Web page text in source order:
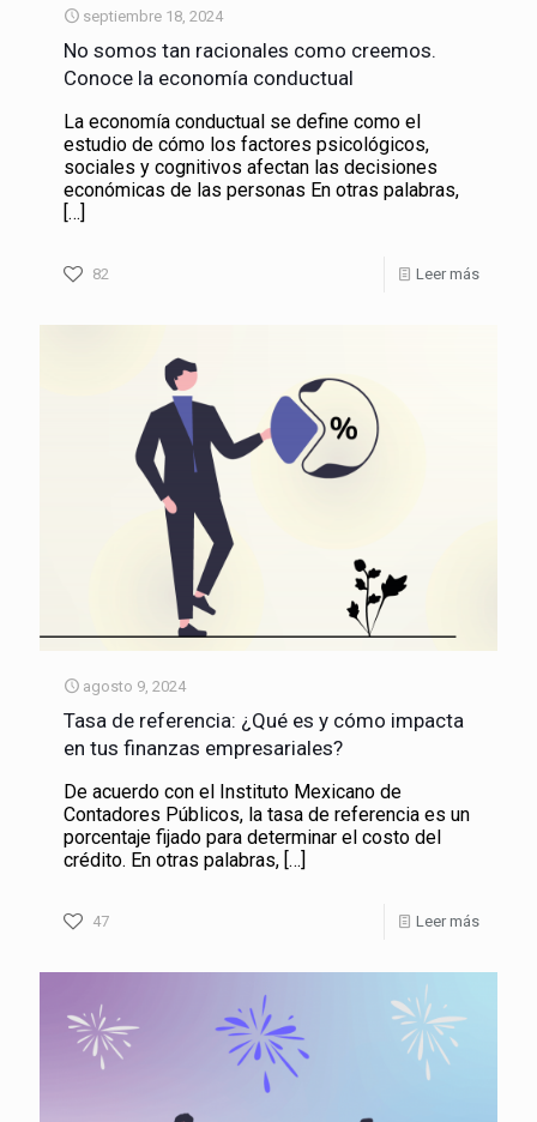
septiembre 18, 2024
No somos tan racionales como creemos.
Conoce la economía conductual
La economía conductual se define como el
estudio de cómo los factores psicológicos,
sociales y cognitivos afectan las decisiones
económicas de las personas En otras palabras,
[…]
82 Leer más
agosto 9, 2024
Tasa de referencia: ¿Qué es y cómo impacta
en tus finanzas empresariales?
De acuerdo con el Instituto Mexicano de
Contadores Públicos, la tasa de referencia es un
porcentaje fijado para determinar el costo del
crédito. En otras palabras, […]
47 Leer más